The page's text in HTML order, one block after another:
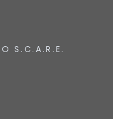
S.C.A.R.E.